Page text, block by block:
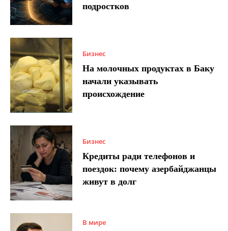
подростков
Бизнес
На молочных продуктах в Баку
начали указывать
происхождение
Бизнес
Кредиты ради телефонов и
поездок: почему азербайджанцы
живут в долг
В мире